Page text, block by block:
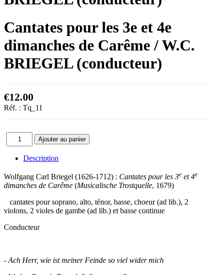
Cantates pour les 3e et 4e
dimanches de Carême / W.C.
BRIEGEL (conducteur)
€12.00
Réf. : Tq_11
Description
Wolfgang Carl Briegel (1626-1712) : Cantates pour les 3e et 4e
dimanches de Carême (Musicalische Trostquelle, 1679)
cantates pour soprano, alto, ténor, basse, choeur (ad lib.), 2
violons, 2 violes de gambe (ad lib.) et basse continue
Conducteur
- Ach Herr, wie ist meiner Feinde so viel wider mich